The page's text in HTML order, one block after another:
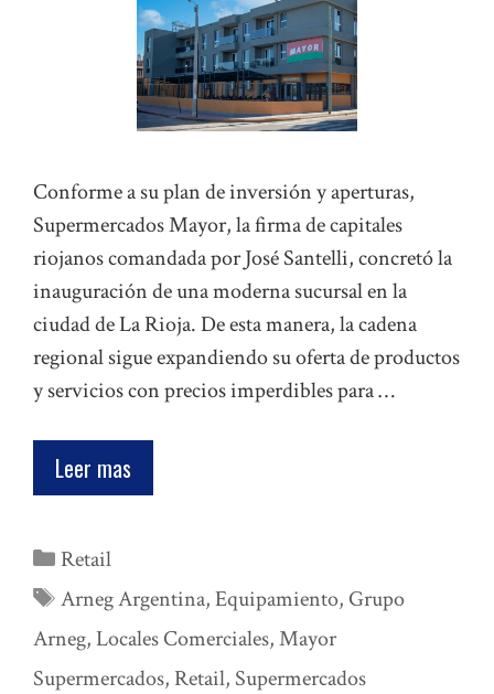
Conforme a su plan de inversión y aperturas,
Supermercados Mayor, la firma de capitales
riojanos comandada por José Santelli, concretó la
inauguración de una moderna sucursal en la
ciudad de La Rioja. De esta manera, la cadena
regional sigue expandiendo su oferta de productos
y servicios con precios imperdibles para …
Leer mas
Categorías
Retail
Etiquetas
Arneg Argentina,Equipamiento, Grupo
Arneg,Locales Comerciales,Mayor
Supermercados, Retail, Supermercados